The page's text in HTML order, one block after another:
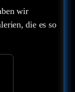
wir
die es so